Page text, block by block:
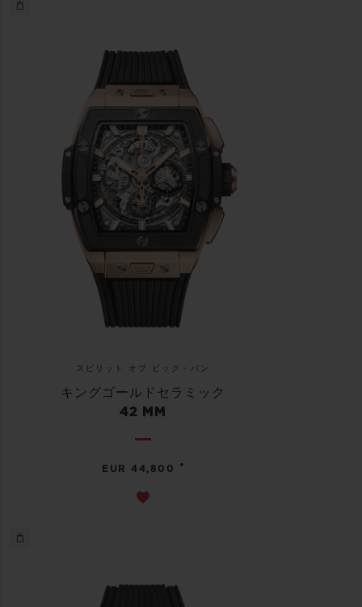
スピリット オブ ビッグ・バン
キングゴールドセラミック
42 MM
EUR 44,800 •